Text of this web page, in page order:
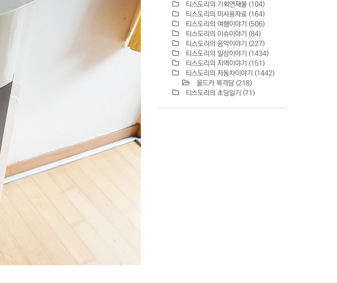
티스도리의 기획연재물 (104)
티스도리의 미사용자료 (164)
티스도리의 여행이야기 (506)
티스도리의 이슈이야기 (84)
티스도리의 음악이야기 (227)
티스도리의 일상이야기 (1434)
티스도리의 지역이야기 (151)
티스도리의 자동차이야기 (1442)
올드카 목격담 (218)
티스도리의 초딩일기 (71)